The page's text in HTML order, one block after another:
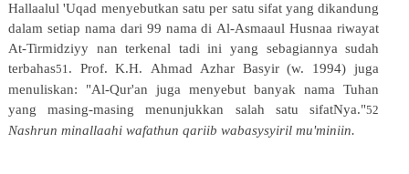
Hallaalul 'Uqad menyebutkan satu per satu sifat yang dikandung
dalam setiap nama dari 99 nama di Al-Asmaaul Husnaa riwayat
At-Tirmidziyy nan terkenal tadi ini yang sebagiannya sudah
terbahas51. Prof. K.H. Ahmad Azhar Basyir (w.
1994) juga
menuliskan: "Al-Qur'an juga menyebut banyak nama Tuhan
yang masing-masing menunjukkan salah satu sifatNya."52
Nashrun minallaahi wafathun qariib wabasysyiril mu'miniin.